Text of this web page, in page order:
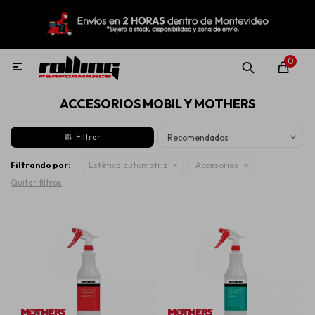
0

ACCESORIOS MOBIL Y MOTHERS
Recomendados
Filtrando por: Estética automotriz
Accesorios
Quitar filtros
MI CUENTA
Nuevo! Rolling Repuestos
Llantas